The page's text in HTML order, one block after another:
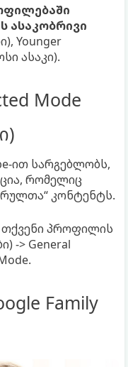
ასაკობრივი
Younger
ასაკი).
Mode
ით სარგებლობს,
რომელიც
კონტენტს.
პროფილის
-> General
Family